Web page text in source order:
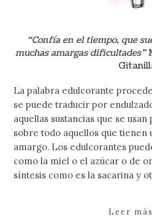
“Confía en el tiempo, que
muchas amargas dificultades”
La palabra edulcorante
se puede traducir por
aquellas sustancias que se
sobre todo aquellos que tienen
amargo. Los edulcorantes
como la miel o el azúcar o de
síntesis como es la sacarina y
Leer más